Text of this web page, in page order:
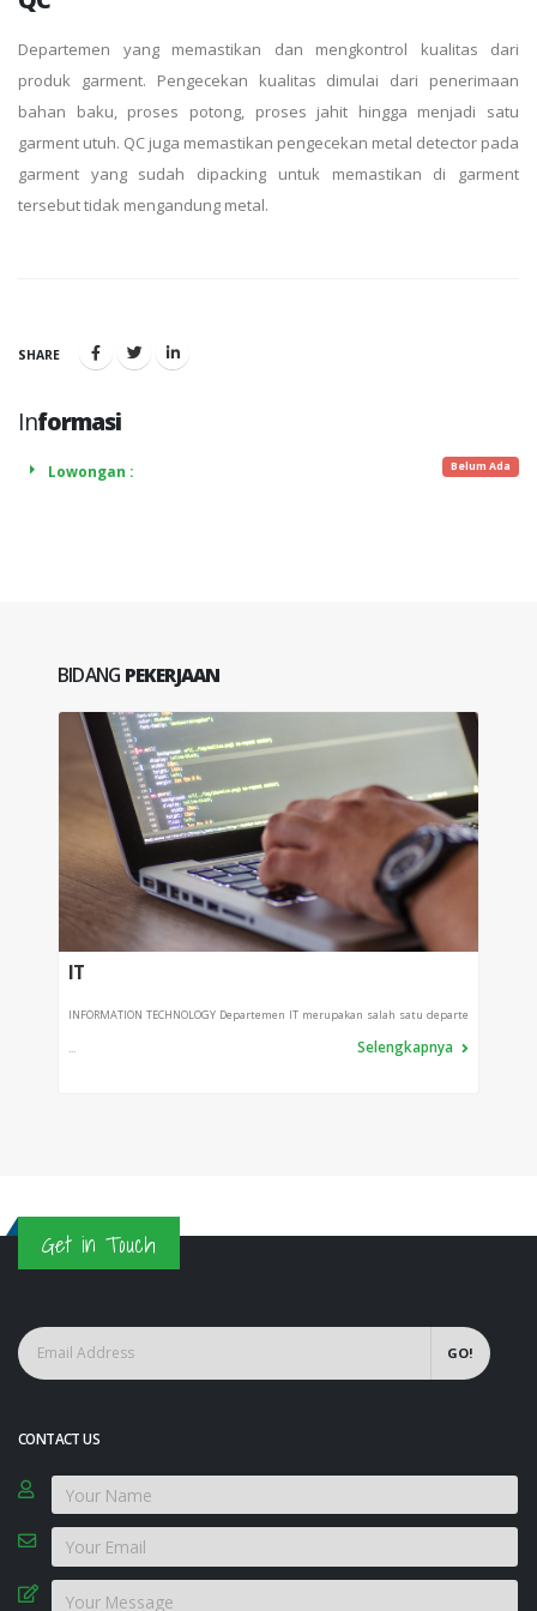
Departemen yang memastikan dan mengkontrol kualitas dari
produk garment. Pengecekan kualitas dimulai dari penerimaan
bahan baku, proses potong, proses jahit hingga menjadi satu
garment utuh. QC juga memastikan pengecekan metal detector pada
garment yang sudah dipacking untuk memastikan di garment
tersebut tidak mengandung metal.
SHARE
Informasi
Lowongan : Belum Ada
BIDANG PEKERJAAN
IT
INFORMATION TECHNOLOGY Departemen IT merupakan salah satu departe
... Selengkapnya
Get in Touch
GO!
CONTACT US